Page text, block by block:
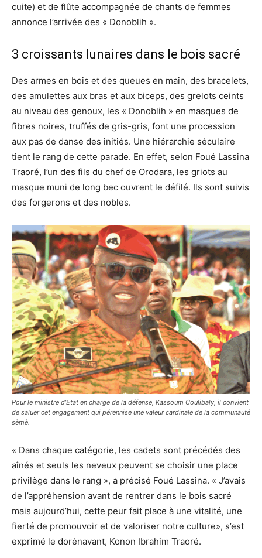
cuite) et de flûte accompagnée de chants de femmes
annonce l’arrivée des « Donoblih ».
3 croissants lunaires dans le bois sacré
Des armes en bois et des queues en main, des bracelets,
des amulettes aux bras et aux biceps, des grelots ceints
au niveau des genoux, les « Donoblih » en masques de
fibres noires, truffés de gris-gris, font une procession
aux pas de danse des initiés. Une hiérarchie séculaire
tient le rang de cette parade. En effet, selon Foué Lassina
Traoré, l’un des fils du chef de Orodara, les griots au
masque muni de long bec ouvrent le défilé. Ils sont suivis
des forgerons et des nobles.
Pour le ministre d’Etat en charge de la défense, Kassoum Coulibaly, il convient
de saluer cet engagement qui pérennise une valeur cardinale de la communauté
sèmè.
« Dans chaque catégorie, les cadets sont précédés des
aînés et seuls les neveux peuvent se choisir une place
privilège dans le rang », a précisé Foué Lassina. « J’avais
de l’appréhension avant de rentrer dans le bois sacré
mais aujourd’hui, cette peur fait place à une vitalité, une
fierté de promouvoir et de valoriser notre culture», s’est
exprimé le dorénavant, Konon Ibrahim Traoré.